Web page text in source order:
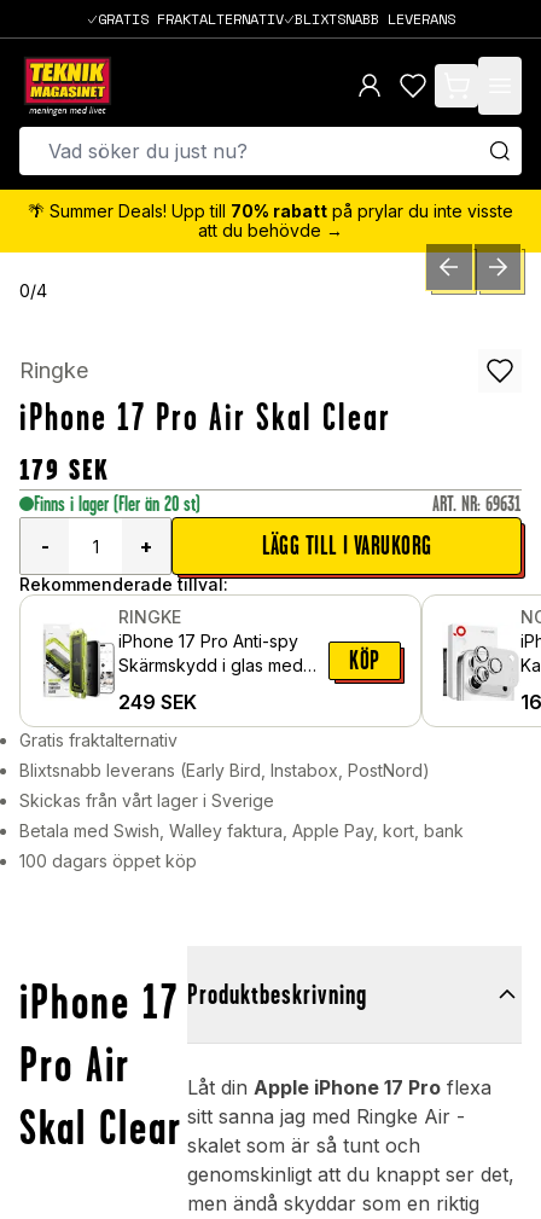
GRATIS FRAKTALTERNATIV BLIXTSNABB LEVERANS
items in cart,
🌴 Summer Deals! Upp till 70% rabatt på prylar du inte visste
att du behövde →
0/4 PREVIOUSNEXT
Ringke
iPhone 17 Pro Air Skal Clear
179 SEK
Finns i lager (Fler än 20 st) ART. NR: 69631
-
+ LÄGG TILL I VARUKORG
Rekommenderade tillval:
RINGKE
iPhone 17 Pro Anti-spy
Skärmskydd i glas med
249 SEK
KÖP
Gratis fraktalternativ
Blixtsnabb leverans (Early Bird, Instabox, PostNord)
Skickas från vårt lager i Sverige
Betala med Swish, Walley faktura, Apple Pay, kort, bank
100 dagars öppet köp
iPhone 17
Pro Air
Skal Clear
Produktbeskrivning
Låt din Apple iPhone 17 Proflexa
sitt sanna jag med Ringke Air -
skalet som är så tunt och
genomskinligt att du knappt ser det,
men ändå skyddar som en riktig